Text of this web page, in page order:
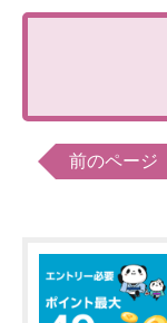
前のページ